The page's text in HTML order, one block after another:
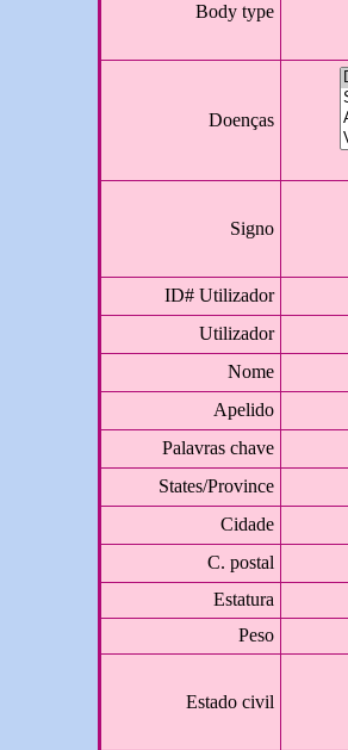
Body type
Doenças
Signo
ID# Utilizador
Utilizador
Nome
Apelido
Palavras chave
States/Province
Cidade
C. postal
Estatura
Peso
Estado civil